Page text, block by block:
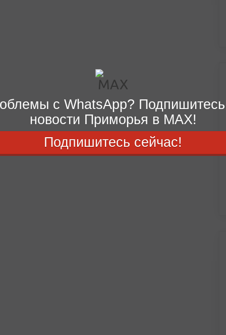
с WhatsApp?
новости Приморья в MAX!
Подпишитесь сейчас!